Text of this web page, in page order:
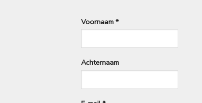
Voornaam *
Achternaam